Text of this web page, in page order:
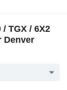
TGX / 6X2
Denver